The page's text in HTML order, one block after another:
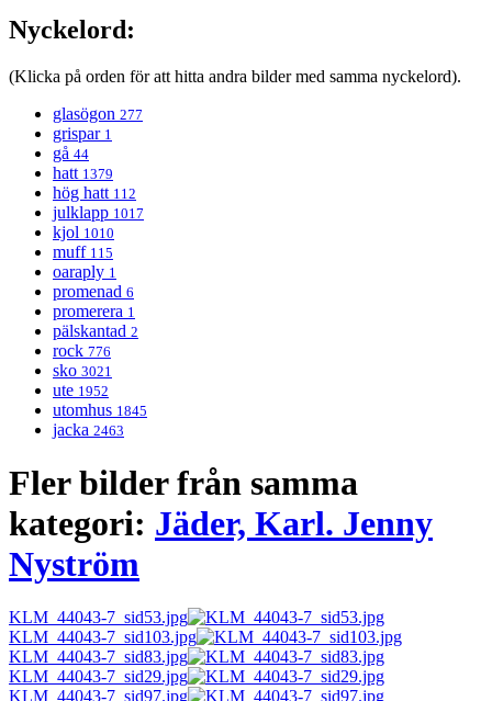
Nyckelord:
(Klicka på orden för att hitta andra bilder med samma nyckelord).
glasögon 277
grispar 1
gå 44
hatt 1379
hög hatt 112
julklapp 1017
kjol 1010
muff 115
oaraply 1
promenad 6
promerera 1
pälskantad 2
rock 776
sko 3021
ute 1952
utomhus 1845
jacka 2463
Fler bilder från samma
kategori: Jäder, Karl. Jenny
Nyström
KLM_44043-7_sid53.jpg
KLM_44043-7_sid103.jpg
KLM_44043-7_sid83.jpg
KLM_44043-7_sid29.jpg
KLM_44043-7_sid97.jpg